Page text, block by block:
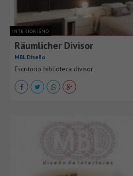
INTERIORISMO
Räumlicher Divisor
MBL Diseño
Escritorio biblioteca divisor